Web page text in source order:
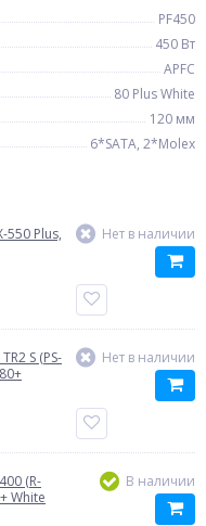
PF450
450 Вт
APFC
80 Plus White
120 мм
6*SATA, 2*Molex
550 Plus,
Нет в наличии
S (PS-
Нет в наличии
(R-
White
В наличии